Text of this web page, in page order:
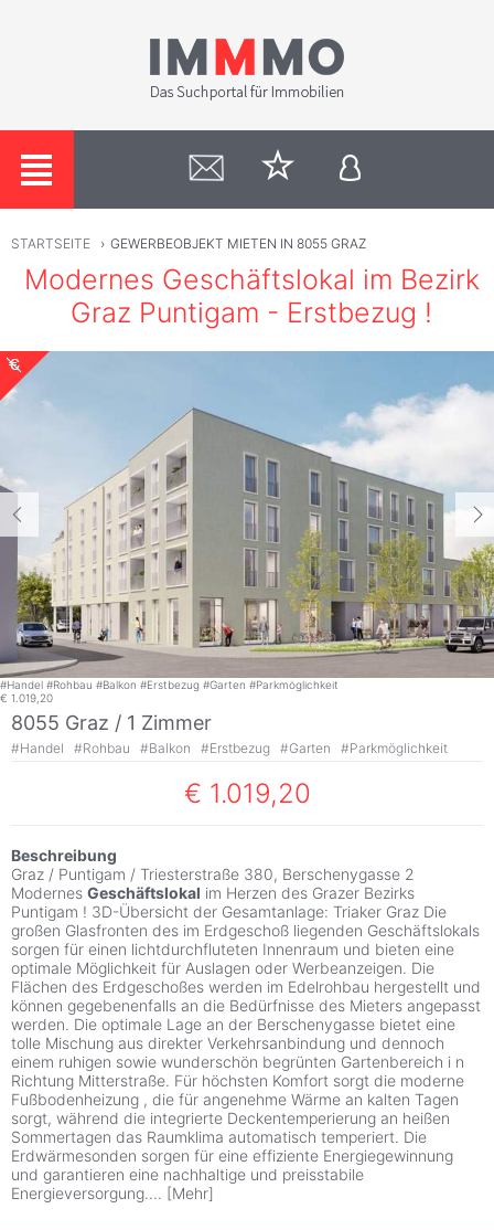
STARTSEITE › GEWERBEOBJEKT MIETEN IN 8055 GRAZ
Modernes Geschäftslokal im Bezirk
Graz Puntigam - Erstbezug !
#Handel #Rohbau #Balkon #Erstbezug #Garten #Parkmöglichkeit
€ 1.019,20
8055 Graz / 1 Zimmer
#Handel #Rohbau #Balkon #Erstbezug #Garten #Parkmöglichkeit
€ 1.019,20
Beschreibung
Graz / Puntigam / Triesterstraße 380, Berschenygasse 2
Modernes Geschäftslokal im Herzen des Grazer Bezirks
Puntigam ! 3D-Übersicht der Gesamtanlage: Triaker Graz Die
großen Glasfronten des im Erdgeschoß liegenden Geschäftslokals
sorgen für einen lichtdurchfluteten Innenraum und bieten eine
optimale Möglichkeit für Auslagen oder Werbeanzeigen. Die
Flächen des Erdgeschoßes werden im Edelrohbau hergestellt und
können gegebenenfalls an die Bedürfnisse des Mieters angepasst
werden. Die optimale Lage an der Berschenygasse bietet eine
tolle Mischung aus direkter Verkehrsanbindung und dennoch
einem ruhigen sowie wunderschön begrünten Gartenbereich i n
Richtung Mitterstraße. Für höchsten Komfort sorgt die moderne
Fußbodenheizung , die für angenehme Wärme an kalten Tagen
sorgt, während die integrierte Deckentemperierung an heißen
Sommertagen das Raumklima automatisch temperiert. Die
Erdwärmesonden sorgen für eine effiziente Energiegewinnung
und garantieren eine nachhaltige und preisstabile
Energieversorgung.... [Mehr]